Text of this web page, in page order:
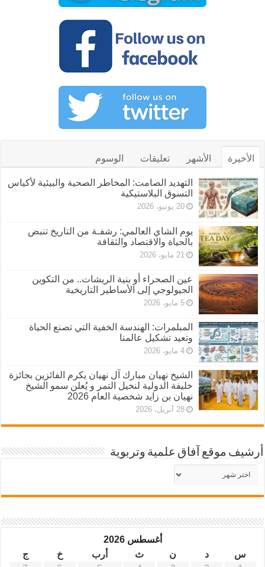
الأخيرة الأشهر تعليقات الوسوم
التهديد الصامت: المخاطر الصحية والبيئية لأكياس
التسوق البلاستيكية
20 يونيو، 2026
يوم الشاي العالمي: رشفـة من التاريخ تنبض
بالحياة والاقتصاد والثقافة
21 مايو، 2026
عين الصحراء أو بنية الريشات.. من التكوين
الجيولوجي إلى الأساطير التاريخية
5 مايو، 2026
المبلمرات: الهندسة الخفية التي تصنع الحياة
وتعيد تشكيل عالمنا
4 مايو، 2026
الشيخ نهيان مبارك آل نهيان يكرم الفائزين بجائزة
خليفة الدولية لنخيل التمر و يُعلن سمو الشيخ
نهيان بن زايد شخصية العام 2026
28 أبريل، 2026
أرشيف موقع آفاق علمية وتربوية
أرشيف
موقع
أغسطس 2026
س
د ن ث أرب خ
ج